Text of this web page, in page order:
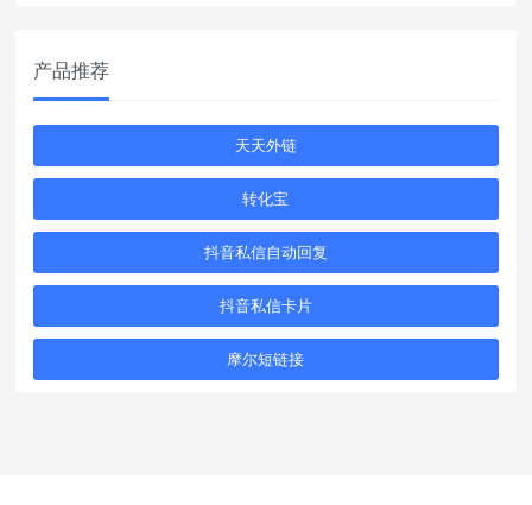
产品推荐
天天外链
转化宝
抖音私信自动回复
抖音私信卡片
摩尔短链接